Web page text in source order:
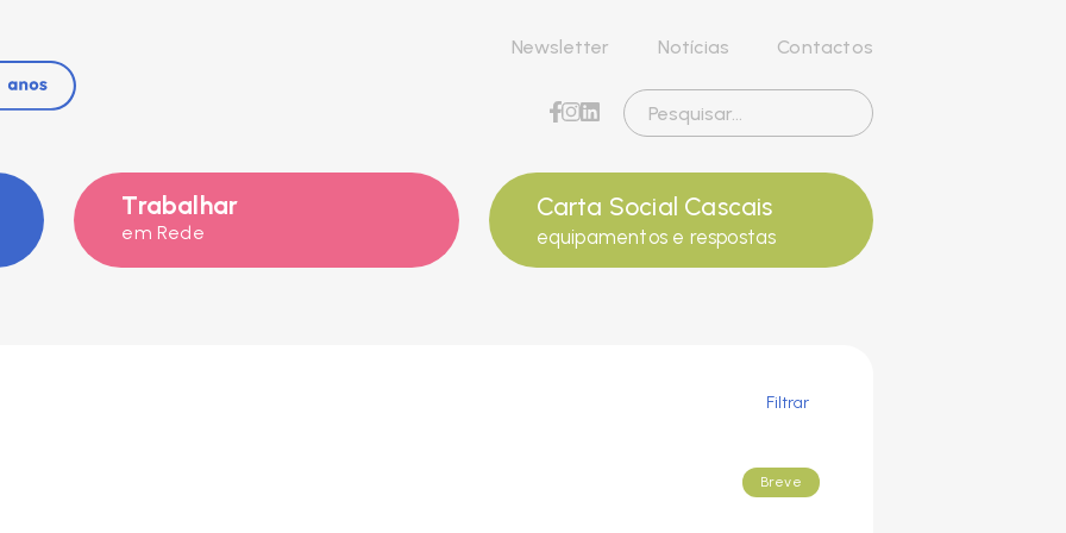
Newsletter Notícias Contactos
Trabalhar
em Rede
Carta Social Cascais
equipamentos e respostas
Filtrar
Breve